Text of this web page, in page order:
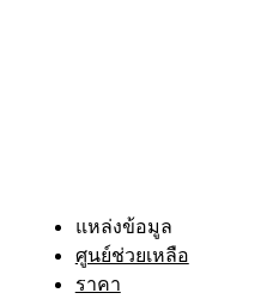
แหล่งข้อมูล
ศูนย์ช่วยเหลือ
ราคา